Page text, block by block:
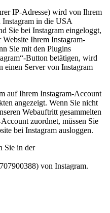
IP-Adresse) wird von Ihrem
in die USA
Sie bei Instagram eingeloggt,
Website Ihrem Instagram-
Sie mit den Plugins
Button betätigen, wird
einen Server von Instagram
auf Ihrem Instagram-Account
angezeigt. Wenn Sie nicht
Webauftritt gesammelten
zuordnet, müssen Sie
bei Instagram ausloggen.
Sie in der
von Instagram.